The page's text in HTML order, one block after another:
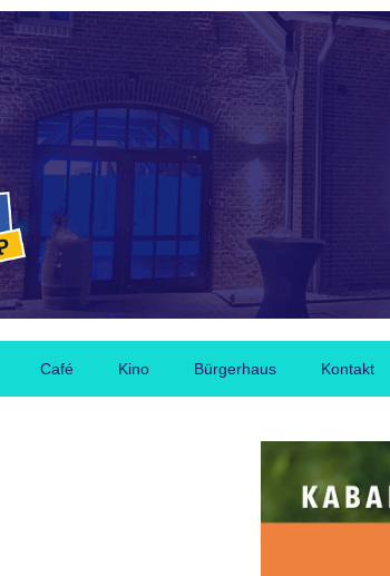
Café Kino Bürgerhaus Kontakt